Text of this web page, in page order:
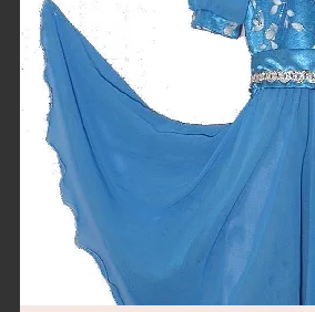
Платье
двухслойное
(верхний слой-
шифон, нижний
слой-подкладочная
ткань).Лиф собран
строчкой
«татьянка», с
оборочкой по
низу.Юбка...